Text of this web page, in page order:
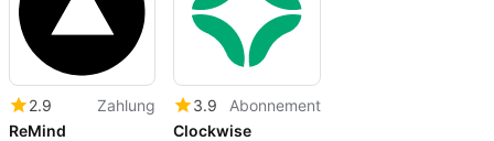
2.9
Zahlung
ReMind
3.9
Abonnement
Clockwise